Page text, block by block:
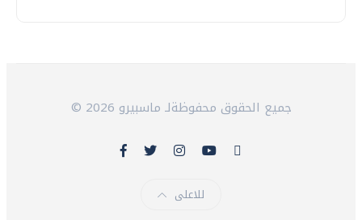
© 2026 جميع الحقوق محفوظةلـ ماسبيرو
للاعلى